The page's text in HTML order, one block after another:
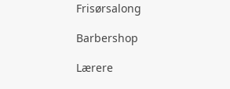
Frisørsalong
Barbershop
Lærere